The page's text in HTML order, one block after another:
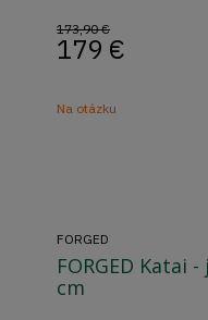
173,90 €
179 €
Na otázku
FORGED
FORGED Katai
cm